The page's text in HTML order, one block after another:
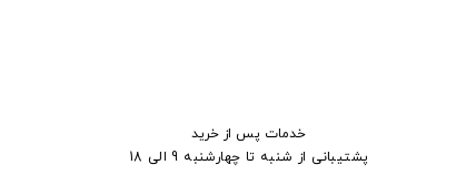
خدمات پس از خرید
پشتیبانی از شنبه تا چهارشنبه 9 الی 18